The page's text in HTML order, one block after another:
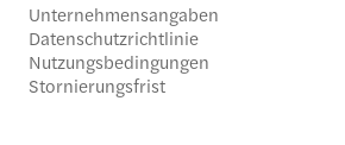
Unternehmensangaben
Datenschutzrichtlinie
Nutzungsbedingungen
Stornierungsfrist